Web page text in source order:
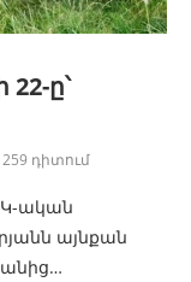
ը՝
259 դիտում
ական
այնքան